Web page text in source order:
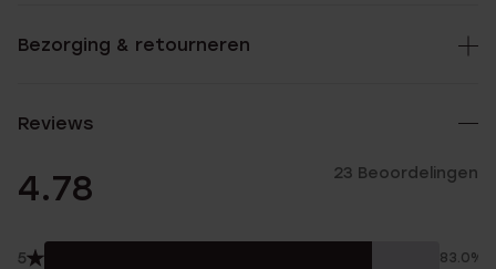
Bezorging & retourneren
Reviews
4.78 23 Beoordelingen
5 83.0%